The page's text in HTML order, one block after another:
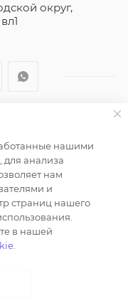
округ,
групп"
справочный
офертой
2 статьи 437
Федерации.
опубликованных
только при
редакции и
opt-milena.ru
нашими
анализа
нам
и
страниц нашего
в нашей